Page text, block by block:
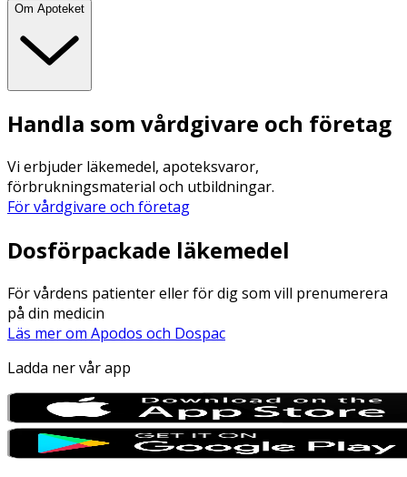
Om Apoteket
Handla som vårdgivare och företag
Vi erbjuder läkemedel, apoteksvaror,
förbrukningsmaterial och utbildningar.
För vårdgivare och företag
Dosförpackade läkemedel
För vårdens patienter eller för dig som vill prenumerera
på din medicin
Läs mer om Apodos och Dospac
Ladda ner vår app